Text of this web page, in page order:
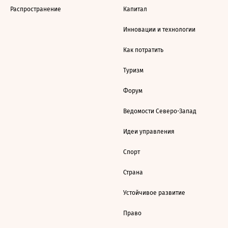
Распространение Капитал
Инновации и технологии
Как потратить
Туризм
Форум
Ведомости Северо-Запад
Идеи управления
Спорт
Страна
Устойчивое развитие
Право